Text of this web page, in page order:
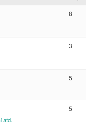
8
3
5
atd.
5